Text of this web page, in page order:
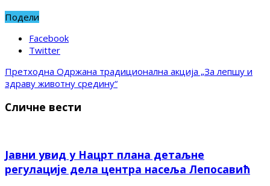
Подели
Facebook
Twitter
Претходна Одржана традиционална акција „За лепшу и
здраву животну средину“
Сличне вести
Јавни увид у Нацрт плана детаљне
регулације дела центра насеља Лепосавић